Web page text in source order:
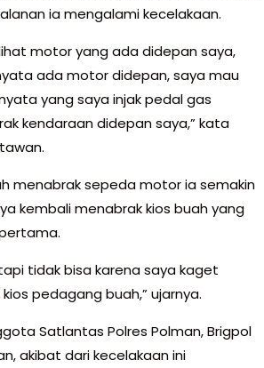
ia mengalami kecelakaan.
motor yang ada didepan saya,
ada motor didepan, saya mau
yang saya injak pedal gas
kendaraan didepan saya,” kata
menabrak sepeda motor ia semakin
kembali menabrak kios buah yang
tidak bisa karena saya kaget
pedagang buah,” ujarnya.
Satlantas Polres Polman, Brigpol
akibat dari kecelakaan ini